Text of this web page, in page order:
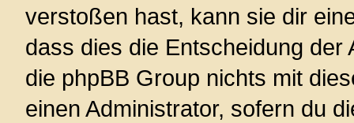
verstoßen hast, kann sie dir
dass dies die Entscheidung
die phpBB Group nichts mit
einen Administrator, sofern du